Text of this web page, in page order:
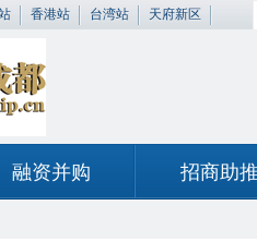
香港站 台湾站 天府新区
融资并购 招商助推